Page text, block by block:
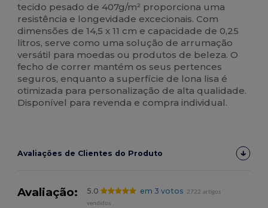
tecido pesado de 407g/m² proporciona uma
resistência e longevidade excecionais. Com
dimensões de 14,5 x 11 cm e capacidade de 0,25
litros, serve como uma solução de arrumação
versátil para moedas ou produtos de beleza. O
fecho de correr mantém os seus pertences
seguros, enquanto a superfície de lona lisa é
otimizada para personalização de alta qualidade.
Disponível para revenda e compra individual.
Avaliações de Clientes do Produto
Avaliação: 5.0 em 3 votos
2722 artigos
vendidos